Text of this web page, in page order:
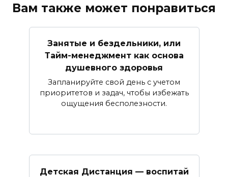
Вам также может понравиться
Занятые и бездельники, или
Тайм-менеджмент как основа
душевного здоровья
Запланируйте свой день с учетом
приоритетов и задач, чтобы избежать
ощущения бесполезности.
Детская Дистанция — воспитай